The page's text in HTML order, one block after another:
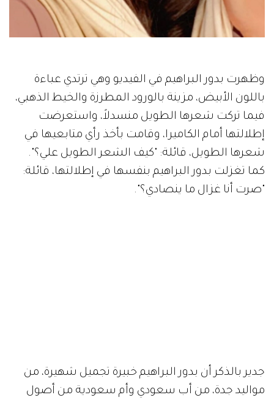
وظهرت بدور البراهيم في الفيديو وهي ترتدي عباءة
باللون الأبيض، مزينة بالورود المطرزة والخيط الذهبي،
فيما تركت شعرها الطويل منسدلاً، واستعرضت
إطلالتها أمام الكاميرا، وقامت بأخذ رأي متابعيها في
شعرها الطويل، قائلة: "كيف الشعر الطويل علي؟".
كما تغزلت بدور البراهيم بنفسها في إطلالتها، قائلة:
"صرت أنا غزال ما ينصادي؟".
جدير بالذكر أن بدور البراهيم خبيرة تجميل شهيرة، من
مواليد جدة، من أب سعودي وأم سعودية من أصول